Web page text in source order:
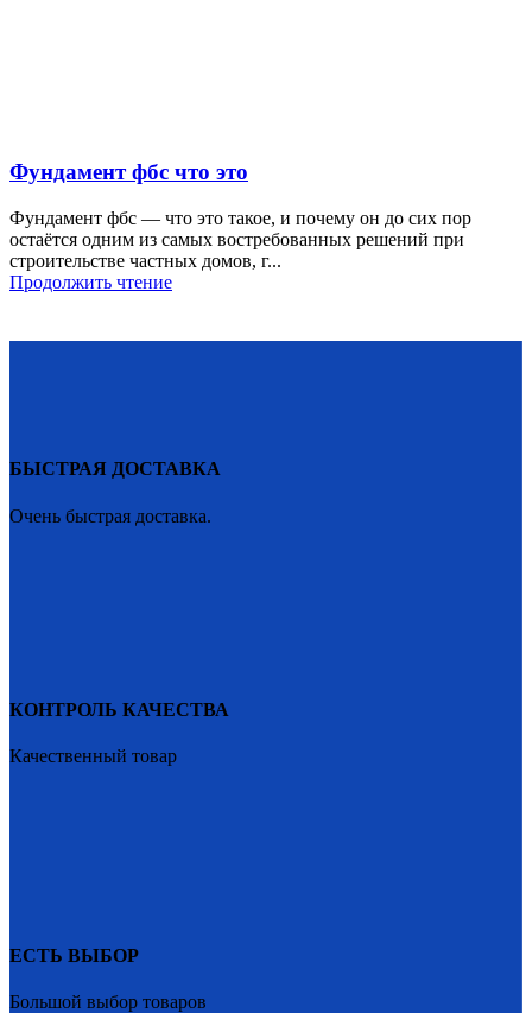
Фундамент фбс что это
Фундамент фбс — что это такое, и почему он до сих пор
остаётся одним из самых востребованных решений при
строительстве частных домов, г...
Продолжить чтение
БЫСТРАЯ ДОСТАВКА
Очень быстрая доставка.
КОНТРОЛЬ КАЧЕСТВА
Качественный товар
ЕСТЬ ВЫБОР
Большой выбор товаров